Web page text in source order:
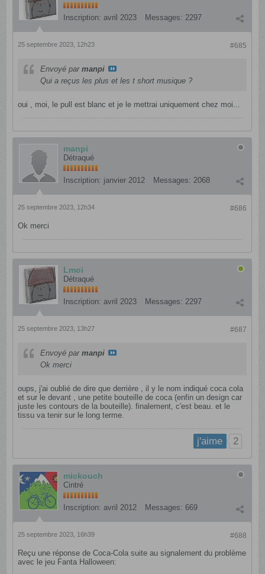
Inscription: avril 2023 Messages: 2297
#685
25 septembre 2023, 12h23
Envoyé parmanpi
Qui a reçus les plus et les t short musique ?
oui , moi, le pull est blanc et je le mettrai uniquement chez moi...
manpi
Détraqué
Inscription: janvier 2012 Messages: 2068
#686
25 septembre 2023, 12h34
Ok merci
Lmoi
Détraqué
Inscription: avril 2023 Messages: 2297
#687
25 septembre 2023, 13h27
Envoyé parmanpi
Ok merci
oups, j'ai oublié de dire que derrière , il y le nom indiqué coca cola
et sur le devant , une petite bouteille de coca (enfin un design car
juste les contours de la bouteille). finalement, c'est beau. et le
tissu va tenir sur le long terme.
j'aime 2
mickouch
Cintré
Inscription: avril 2012 Messages: 669
#688
25 septembre 2023, 16h39
Reçu une réponse de Coca-Cola suite au signalement du problème
avec le jeu Fanta Halloween: